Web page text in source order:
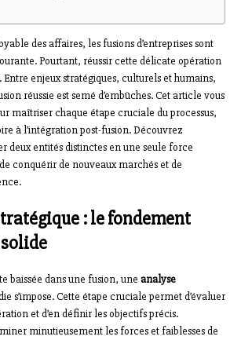
des affaires, les fusions d’entreprises sont
Pourtant, réussir cette délicate opération
enjeux stratégiques, culturels et humains,
réussie est semé d’embûches. Cet article vous
maîtriser chaque étape cruciale du processus,
à l’intégration post-fusion. Découvrez
deux entités distinctes en une seule force
conquérir de nouveaux marchés et de
: le fondement
baissée dans une fusion, une analyse
s’impose. Cette étape cruciale permet d’évaluer
et d’en définir les objectifs précis.
minutieusement les forces et faiblesses de